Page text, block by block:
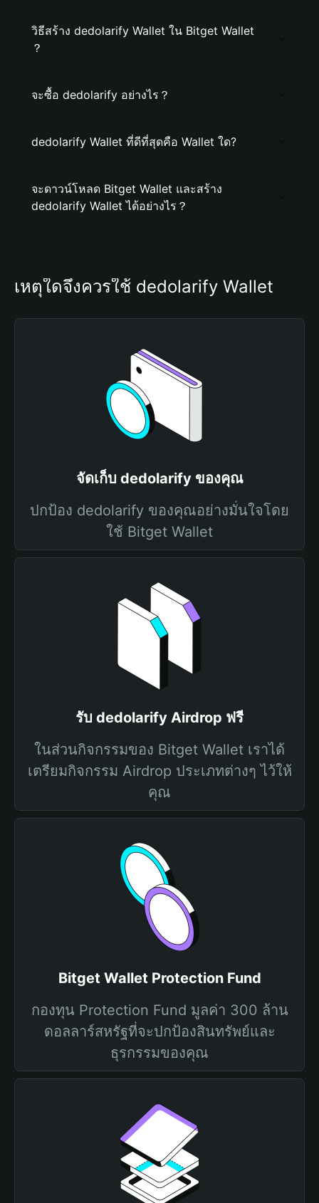
วิธีสร้าง dedolarify Wallet ใน Bitget Wallet
？
จะซื้อ dedolarify อย่างไร？
dedolarify Wallet ที่ดีที่สุดคือ Wallet ใด?
จะดาวน์โหลด Bitget Wallet และสร้าง
dedolarify Wallet ได้อย่างไร？
เหตุใดจึงควรใช้ dedolarify Wallet
จัดเก็บ dedolarify ของคุณ
ปกป้อง dedolarify ของคุณอย่างมั่นใจโดย
ใช้ Bitget Wallet
รับ dedolarify Airdrop ฟรี
ในส่วนกิจกรรมของ Bitget Wallet เราได้
เตรียมกิจกรรม Airdrop ประเภทต่างๆ ไว้ให้
คุณ
Bitget Wallet Protection Fund
กองทุน Protection Fund มูลค่า 300 ล้าน
ดอลลาร์สหรัฐที่จะปกป้องสินทรัพย์และ
ธุรกรรมของคุณ